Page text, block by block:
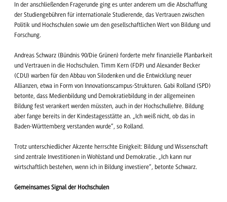
In der anschließenden Fragerunde ging es unter anderem um die Abschaffung
der Studiengebühren für internationale Studierende, das Vertrauen zwischen
Politik und Hochschulen sowie um den gesellschaftlichen Wert von Bildung und
Forschung.
Andreas Schwarz (Bündnis 90/Die Grünen) forderte mehr finanzielle Planbarkeit
und Vertrauen in die Hochschulen. Timm Kern (FDP) und Alexander Becker
(CDU) warben für den Abbau von Silodenken und die Entwicklung neuer
Allianzen, etwa in Form von Innovationscampus-Strukturen. Gabi Rolland (SPD)
betonte, dass Medienbildung und Demokratiebildung in der allgemeinen
Bildung fest verankert werden müssten, auch in der Hochschullehre. Bildung
aber fange bereits in der Kindestagesstätte an. „Ich weiß nicht, ob das in
Baden-Württemberg verstanden wurde“, so Rolland.
Trotz unterschiedlicher Akzente herrschte Einigkeit: Bildung und Wissenschaft
sind zentrale Investitionen in Wohlstand und Demokratie. „Ich kann nur
wirtschaftlich bestehen, wenn ich in Bildung investiere“, betonte Schwarz.
Gemeinsames Signal der Hochschulen